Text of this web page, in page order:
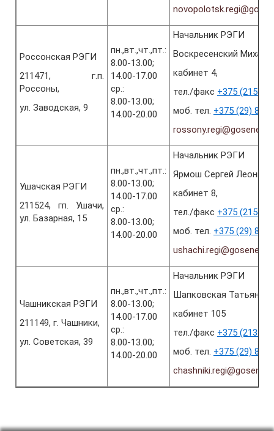
Россонская РЭГИ
211471, г.п.
Россоны,
ул. Заводская, 9
пн.,вт.,чт.,пт.:
8.00-13.00;
14.00-17.00
ср.:
8.00-13.00;
14.00-20.00
Начальник РЭГИ
Воскресенский Михаил
кабинет 4,
тел./факс +375 (2159)
моб. тел. +375 (29)
Ушачская РЭГИ
211524, гп. Ушачи,
ул. Базарная, 15
пн.,вт.,чт.,пт.:
8.00-13.00;
14.00-17.00
ср.:
8.00-13.00;
14.00-20.00
Начальник РЭГИ
Ярмош Сергей
кабинет 8,
тел./факс +375 (2158)
моб. тел. +375 (29)
Чашникская РЭГИ
211149, г. Чашники,
ул. Советская, 39
пн.,вт.,чт.,пт.:
8.00-13.00;
14.00-17.00
ср.:
8.00-13.00;
14.00-20.00
Начальник РЭГИ
Шапковская Татьяна
кабинет 105
тел./факс +375 (2133)
моб. тел. +375 (29)